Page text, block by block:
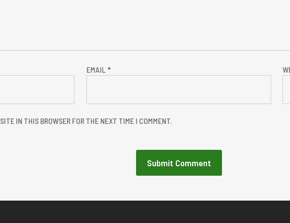
EMAIL *
IN THIS BROWSER FOR THE NEXT TIME I COMMENT.